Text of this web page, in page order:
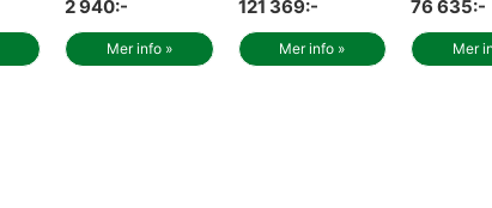
2 940:-
Mer info »
121 369:-
Mer info »
76 635:-
Mer